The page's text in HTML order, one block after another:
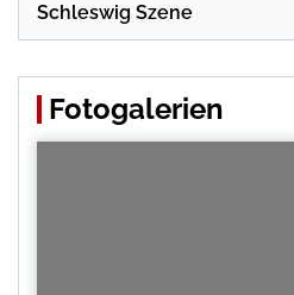
Schleswig Szene
Fotogalerien